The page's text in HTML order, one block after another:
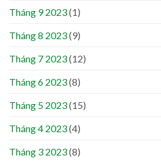
Tháng 9 2023(1)
Tháng 8 2023(9)
Tháng 7 2023(12)
Tháng 6 2023(8)
Tháng 5 2023(15)
Tháng 4 2023(4)
Tháng 3 2023(8)